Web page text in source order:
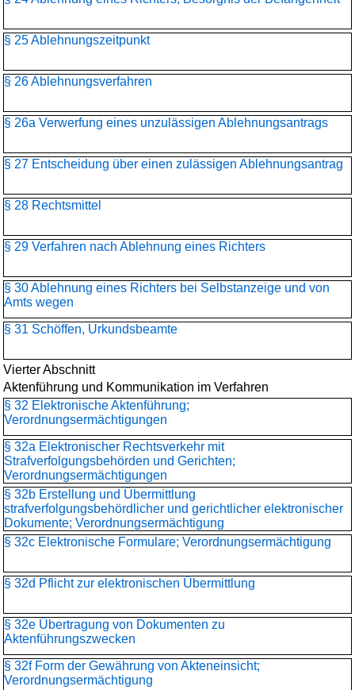
§ 25 Ablehnungszeitpunkt
§ 26 Ablehnungsverfahren
§ 26a Verwerfung eines unzulässigen Ablehnungsantrags
§ 27 Entscheidung über einen zulässigen Ablehnungsantrag
§ 28 Rechtsmittel
§ 29 Verfahren nach Ablehnung eines Richters
§ 30 Ablehnung eines Richters bei Selbstanzeige und von
Amts wegen
§ 31 Schöffen, Urkundsbeamte
Vierter Abschnitt
Aktenführung und Kommunikation im Verfahren
§ 32 Elektronische Aktenführung;
Verordnungsermächtigungen
§ 32a Elektronischer Rechtsverkehr mit
Strafverfolgungsbehörden und Gerichten;
Verordnungsermächtigungen
§ 32b Erstellung und Übermittlung
strafverfolgungsbehördlicher und gerichtlicher elektronischer
Dokumente; Verordnungsermächtigung
§ 32c Elektronische Formulare; Verordnungsermächtigung
§ 32d Pflicht zur elektronischen Übermittlung
§ 32e Übertragung von Dokumenten zu
Aktenführungszwecken
§ 32f Form der Gewährung von Akteneinsicht;
Verordnungsermächtigung